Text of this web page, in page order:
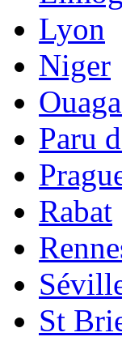
Lyon
Niger
Paru
Rabat
St